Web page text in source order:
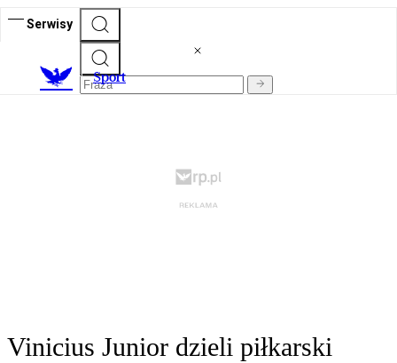
Serwisy
Sport
Vinicius Junior dzieli piłkarski